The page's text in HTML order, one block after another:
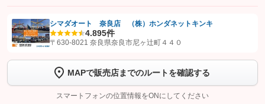
【STEP1】認証画面でグーネットを友だち追加してから「許可する」ボタンを押
トーク画面で
ボタンをタップして問い合わせを
完了してください。
シマダオート 奈良店 （株）ホンダネットキンキ
4.895件
〒630-8021 奈良県奈良市尼ヶ辻町４４０
MAPで販売店までのルートを確認する
スマートフォンの位置情報をONにしてください